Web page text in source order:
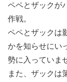
ペペとザックが
作戦。
ペペとザックは
かを知らせにい
勢に入っていま
また、ザックは